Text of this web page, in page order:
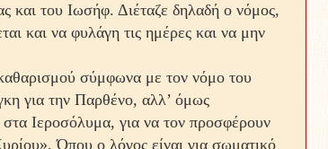
του Ιωσήφ. Διέταζε δηλαδή ο νόμος,
και να φυλάγη τις ημέρες και να μην
σύμφωνα με τον νό­μο του
για την Παρθένο, αλλ’ όμως
Ιεροσόλυμα, για να τον προσφέρουν
Όπου ο λόγος είναι για σωματικό